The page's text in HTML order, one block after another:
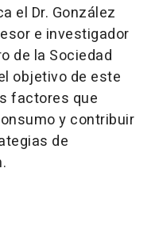
el Dr. González
e investigador
de la Sociedad
objetivo de este
factores que
y contribuir
de